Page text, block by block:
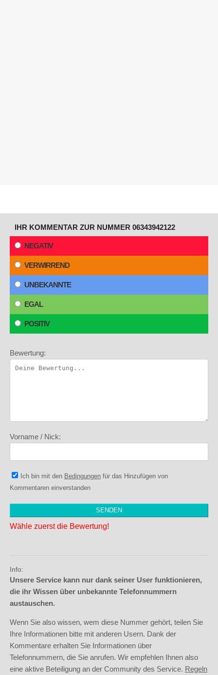
IHR KOMMENTAR ZUR NUMMER 06343942122
NEGATIV
VERWIRREND
UNBEKANNTE
EGAL
POSITIV
Bewertung:
Vorname / Nick:
Ich bin mit den Bedingungen für das Hinzufügen von
Kommentaren einverstanden
Wähle zuerst die Bewertung!
Info:
Unsere Service kann nur dank seiner User funktionieren,
die ihr Wissen über unbekannte Telefonnummern
austauschen.
Wenn Sie also wissen, wem diese Nummer gehört, teilen Sie
Ihre Informationen bitte mit anderen Usern. Dank der
Kommentare erhalten Sie Informationen über
Telefonnummern, die Sie anrufen. Wir empfehlen Ihnen also
eine aktive Beteiligung an der Community des Service. Regeln